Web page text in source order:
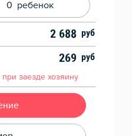
0 ребенок
2 688
269
заезде хозяину